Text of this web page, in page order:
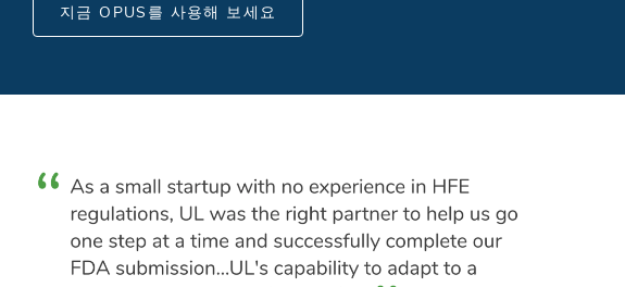
지금 OPUS를 사용해 보세요